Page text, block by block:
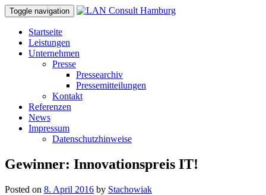
Toggle navigation
Startseite
Leistungen
Unternehmen
Presse
Pressearchiv
Pressemitteilungen
Kontakt
Referenzen
News
Impressum
Datenschutzhinweise
Gewinner: Innovationspreis IT!
Posted on 8. April 2016 by Stachowiak